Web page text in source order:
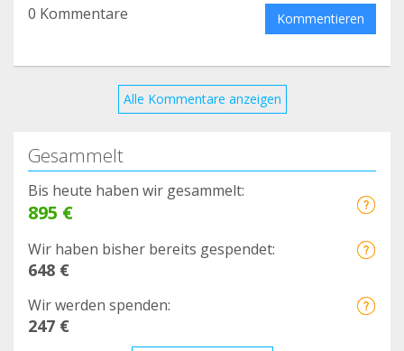
problemas de salud que requieren más
ayudarnos/ayudarlos!
0 Kommentare Kommentieren
Alle Kommentare anzeigen
Gesammelt
Bis heute haben wir gesammelt:
895 €
Wir haben bisher bereits gespendet:
648 €
Wir werden spenden:
247 €